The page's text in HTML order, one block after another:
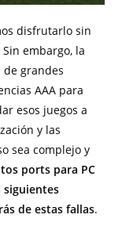
disfrutarlo sin
embargo, la
grandes
AAA para
esos juegos a
y las
sea complejo y
ports para PC
siguientes
de estas fallas.